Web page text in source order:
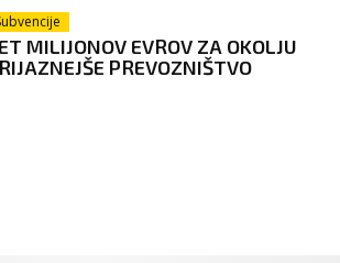
MILIJONOV EVROV ZA OKOLJU
PREVOZNIŠTVO